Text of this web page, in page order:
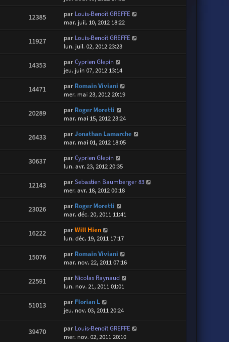
12385 par Louis-Benoît GREFFE
mar. juil. 10, 2012 18:22
11927 par Louis-Benoît GREFFE
lun. juil. 02, 2012 23:23
14353 parCyprien Glepin
jeu. juin 07, 2012 13:14
14471 par Romain Viviani
mer. mai 23, 2012 20:19
20289 par Roger Moretti
mar. mai 15, 2012 23:24
26433 parJonathan Lamarche
mar. mai 01, 2012 18:05
30637 parCyprien Glepin
lun. avr. 23, 2012 20:35
12143 parSebastien Baumberger 83
mer. avr. 18, 2012 00:18
23026 par Roger Moretti
mar. déc. 20, 2011 11:41
16222 parWill Hien
lun. déc. 19, 2011 17:17
15076 par Romain Viviani
mar. nov. 22, 2011 07:16
22591 par Nicolas Raynaud
lun. nov. 21, 2011 01:01
51013 par Florian L
jeu. nov. 03, 2011 20:24
39470 par Louis-Benoît GREFFE
mer. nov. 02, 2011 20:10